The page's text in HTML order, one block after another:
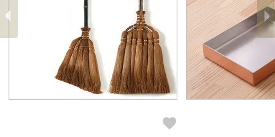
前
へ 次
へ